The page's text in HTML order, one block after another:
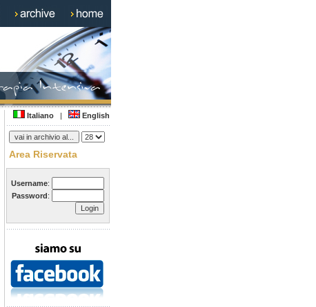
Italiano | English
Area Riservata
Username:
Password: